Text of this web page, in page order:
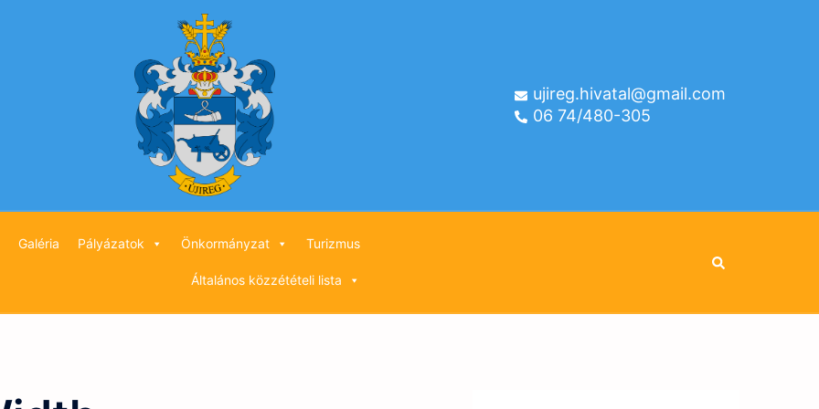
ujireg.hivatal@gmail.com
06 74/480-305
Galéria Pályázatok Önkormányzat Turizmus
Általános közzétételi lista
Search